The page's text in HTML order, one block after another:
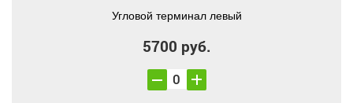
Угловой терминал левый
5700 руб.